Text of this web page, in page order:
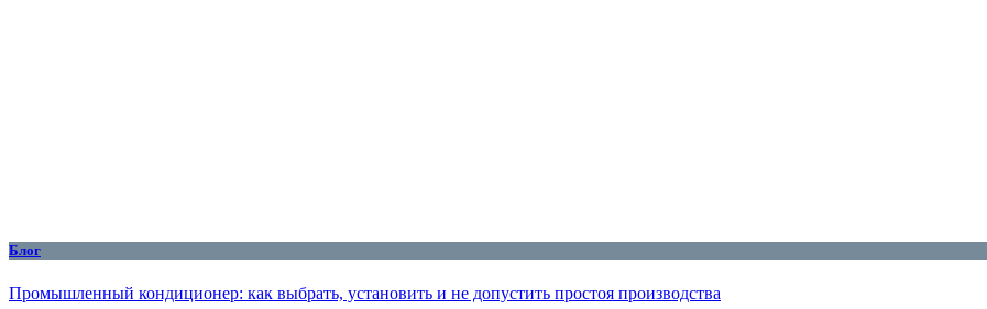
Блог
Промышленный кондиционер: как выбрать, установить и не допустить простоя производства